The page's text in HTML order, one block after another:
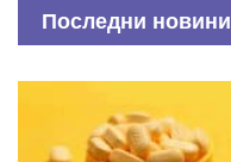
Последни новини